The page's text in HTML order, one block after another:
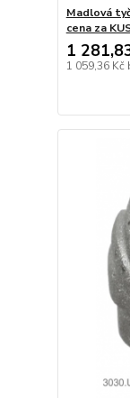
Madlová
cena za
1
1 059,36 Kč